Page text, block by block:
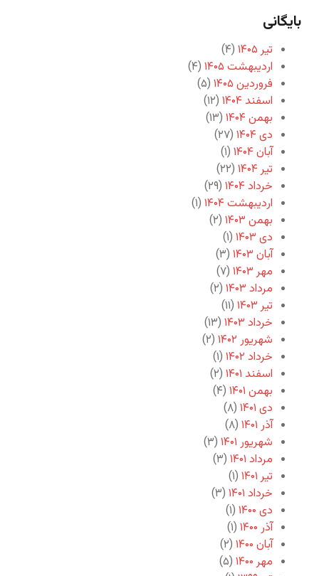
بایگانی
تیر ۱۴۰۵
(۴)
اردیبهشت ۱۴۰۵
(۴)
فروردین ۱۴۰۵
(۵)
اسفند ۱۴۰۴
(۱۲)
بهمن ۱۴۰۴
(۱۳)
دی ۱۴۰۴
(۲۷)
آبان ۱۴۰۴
(۱)
تیر ۱۴۰۴
(۲۲)
خرداد ۱۴۰۴
(۲۹)
اردیبهشت ۱۴۰۴
(۱)
بهمن ۱۴۰۳
(۲)
دی ۱۴۰۳
(۱)
آبان ۱۴۰۳
(۳)
مهر ۱۴۰۳
(۷)
مرداد ۱۴۰۳
(۲)
تیر ۱۴۰۳
(۱۱)
خرداد ۱۴۰۳
(۱۳)
شهریور ۱۴۰۲
(۲)
خرداد ۱۴۰۲
(۱)
اسفند ۱۴۰۱
(۲)
بهمن ۱۴۰۱
(۴)
دی ۱۴۰۱
(۸)
آذر ۱۴۰۱
(۸)
شهریور ۱۴۰۱
(۳)
مرداد ۱۴۰۱
(۳)
تیر ۱۴۰۱
(۱)
خرداد ۱۴۰۱
(۳)
دی ۱۴۰۰
(۱)
آذر ۱۴۰۰
(۱)
آبان ۱۴۰۰
(۲)
مهر ۱۴۰۰
(۵)